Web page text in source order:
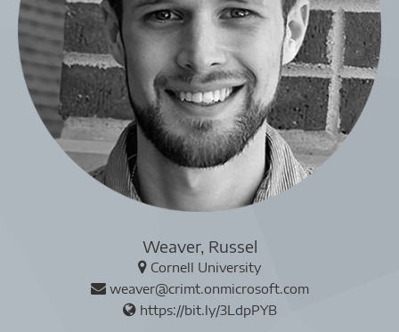
Weaver, Russel
Cornell University
weaver@crimt.onmicrosoft.com
https://bit.ly/3LdpPYB